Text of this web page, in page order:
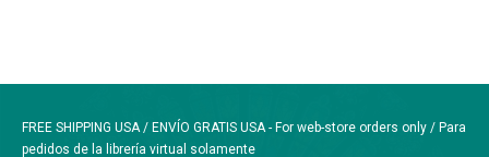
FREE SHIPPING USA / ENVÍO GRATIS USA - For web-store orders only / Para
pedidos de la librería virtual solamente